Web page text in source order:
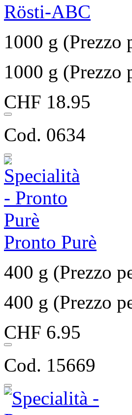
Rösti-ABC
1000 g (Prezzo
1000 g (Prezzo
CHF 18.95
Cod. 0634
Pronto Purè
400 g (Prezzo
400 g (Prezzo
CHF 6.95
Cod. 15669